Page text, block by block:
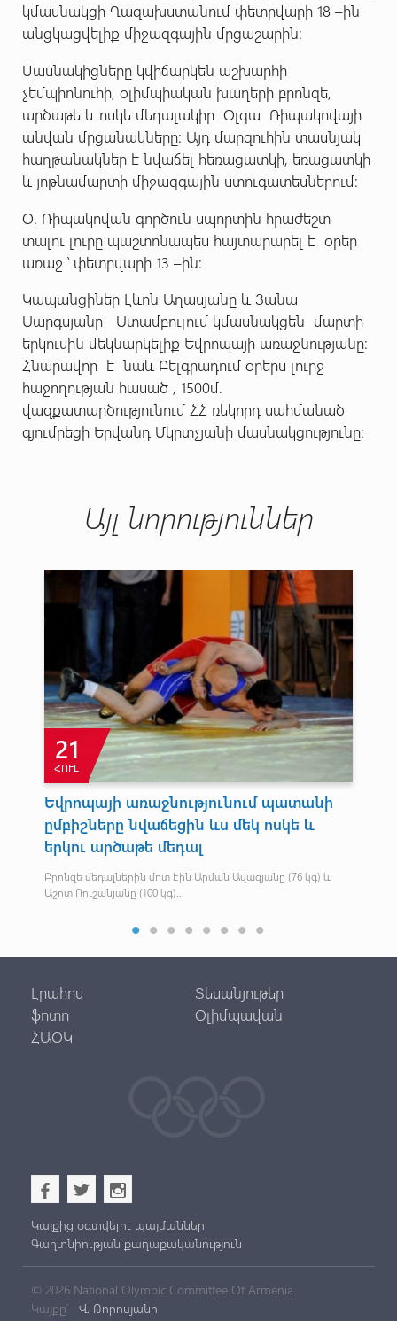
կմասնակցի Ղազախստանում փետրվարի 18 –ին
անցկացվելիք միջազգային մրցաշարին:
Մասնակիցները կվիճարկեն աշխարհի
չեմպիոնուհի, օլիմպիական խաղերի բրոնզե,
արծաթե և ոսկե մեդալակիր Օլգա Ռիպակովայի
անվան մրցանակները: Այդ մարզուհին տասնյակ
հաղթանակներ է նվաճել հեռացատկի, եռացատկի
և յոթնամարտի միջազգային ստուգատեսներում:
Օ. Ռիպակովան գործուն սպորտին հրաժեշտ
տալու լուրը պաշտոնապես հայտարարել է օրեր
առաջ ՝ փետրվարի 13 –ին:
Կապանցիներ Լևոն Աղասյանը և Յանա
Սարգսյանը Ստամբուլում կմասնակցեն մարտի
երկուսին մեկնարկելիք Եվրոպայի առաջնությանը:
Հնարավոր է նաև Բելգրադում օրերս լուրջ
հաջողության հասած , 1500մ.
վազքատարծությունում ՀՀ ռեկորդ սահմանած
գյումրեցի Երվանդ Մկրտչյանի մասնակցությունը:
Այլ նորություններ
21
ՀՈՒԼ
Եվրոպայի առաջնությունում պատանի
ըմբիշները նվաճեցին ևս մեկ ոսկե և
երկու արծաթե մեդալ
Բրոնզե մեդալներին մոտ էին Արման Ավագյանը (76 կգ) և
Աշոտ Ռուշանյանը (100 կգ)...
Լրահոս
Տեսանյութեր
ֆոտո
Օլիմպավան
ՀԱՕԿ
b a x
Կայքից օգտվելու պայմաններ
Գաղտնիության քաղաքականություն
© 2026 National Olympic Committee Of Armenia
Կայքը՝
Վ. Թորոսյանի